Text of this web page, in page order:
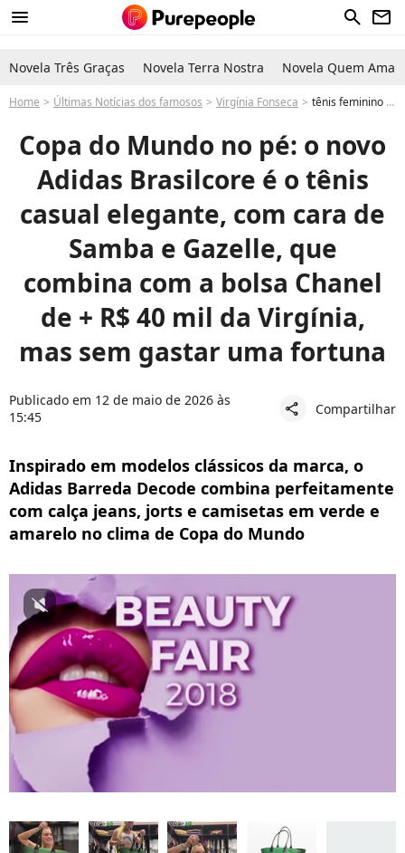
menu search newsletter
Novela Três Graças Novela Terra Nostra Novela Quem Ama
Home Últimas Notícias dos famosos Virgínia Fonseca tênis feminino adidas verde amarelo Copa do Mundo no pé: o novo Adidas Brasilcore é o tênis casual elegante, com cara de Samba e Gazelle, que combina com a bolsa Chanel de + R$ 40 mil da Virgínia, mas sem gastar uma fortuna
Copa do Mundo no pé: o novo
Adidas Brasilcore é o tênis
casual elegante, com cara de
Samba e Gazelle, que
combina com a bolsa Chanel
de + R$ 40 mil da Virgínia,
mas sem gastar uma fortuna
Publicado em 12 de maio de 2026 às
15:45
share Compartilhar
Inspirado em modelos clássicos da marca, o
Adidas Barreda Decode combina perfeitamente
com calça jeans, jorts e camisetas em verde e
amarelo no clima de Copa do Mundo